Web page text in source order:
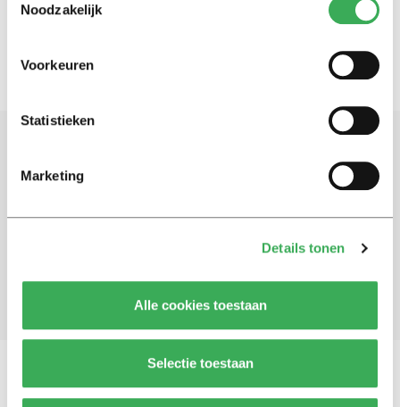
Noodzakelijk
Voorkeuren
Statistieken
Marketing
Details tonen
Alle cookies toestaan
Selectie toestaan
Schrijf je in voor onze nieuwsbrief
Univers.
Aanmelden